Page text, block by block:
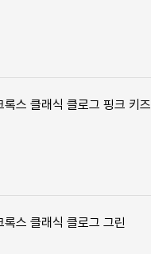
록스 클래식 클로그 핑크 키즈
록스 클래식 클로그 그린